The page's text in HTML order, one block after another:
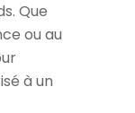
Que
ou au
à un